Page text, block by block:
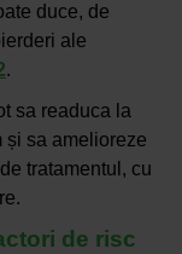
duce, de
ale
.
sa readuca la
și sa amelioreze
tratamentul, cu
de risc